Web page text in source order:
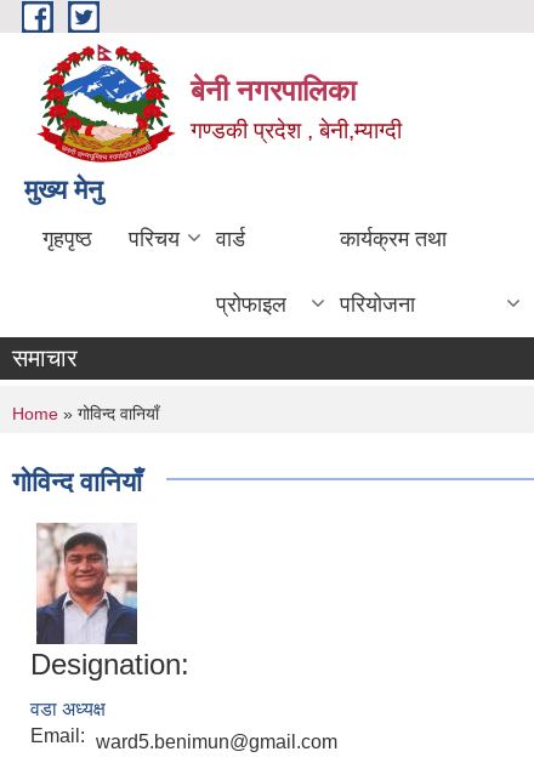
Skip to main content
बेनी नगरपालिका
गण्डकी प्रदेश , बेनी,म्याग्दी
मुख्य मेनु
गृहपृष्ठ परिचय वार्ड
प्रोफाइल
कार्यक्रम तथा
परियोजना
समाचार
You are here
Home » गोविन्द वानियाँ
गोविन्द वानियाँ
Designation:
वडा अध्यक्ष
Email: ward5.benimun@gmail.com